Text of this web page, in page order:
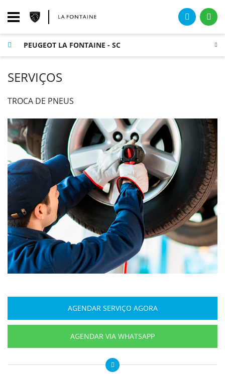
PEUGEOT LA FONTAINE - SC
SERVIÇOS
TROCA DE PNEUS
AGENDAR SERVIÇO AGORA
AGENDAR VIA WHATSAPP